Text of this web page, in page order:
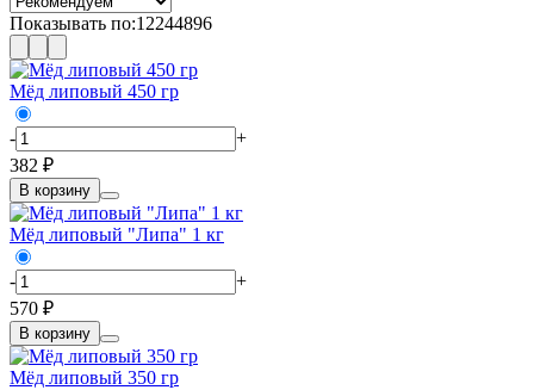
Показывать по:12244896
Мёд липовый 450 гр
-
+
382 ₽
В корзину
Мёд липовый "Липа" 1 кг
-
+
570 ₽
В корзину
Мёд липовый 350 гр